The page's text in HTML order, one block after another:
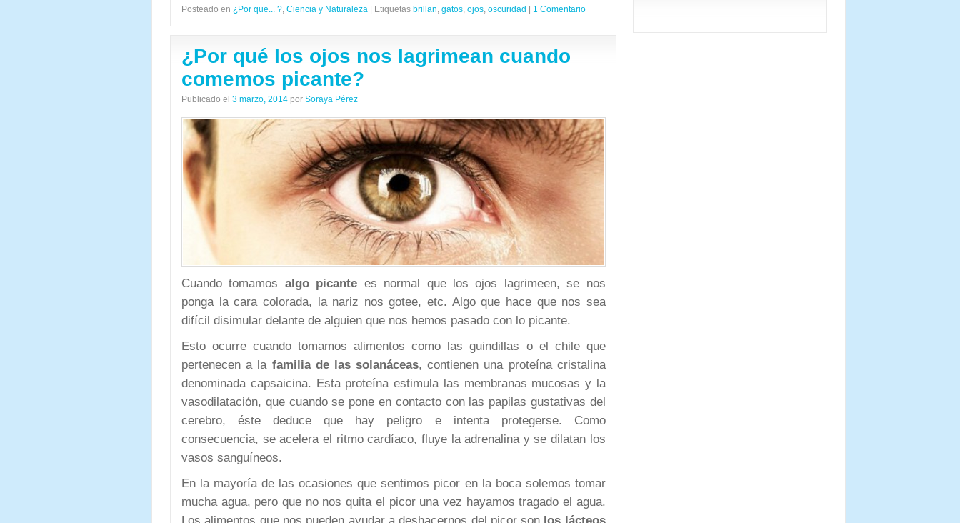
Posteado en ¿Por que... ?, Ciencia y Naturaleza Etiquetas brillan, gatos, ojos, oscuridad 1 Comentario
¿Por qué los ojos nos lagrimean cuando
comemos picante?
Publicado el 3 marzo, 2014 por Soraya Pérez
Cuando tomamos algo picante es normal que los ojos lagrimeen, se nos
ponga la cara colorada, la nariz nos gotee, etc. Algo que hace que nos sea
difícil disimular delante de alguien que nos hemos pasado con lo picante.
Esto ocurre cuando tomamos alimentos como las guindillas o el chile que
pertenecen a lafamilia de las solanáceas, contienen una proteína cristalina
denominada capsaicina. Esta proteína estimula las membranas mucosas y la
vasodilatación, que cuando se pone en contacto con las papilas gustativas del
cerebro, éste deduce que hay peligro e intenta protegerse. Como
consecuencia, se acelera el ritmo cardíaco, fluye la adrenalina y se dilatan los
vasos sanguíneos.
En la mayoría de las ocasiones que sentimos picor en la boca solemos tomar
mucha agua, pero que no nos quita el picor una vez hayamos tragado el agua.